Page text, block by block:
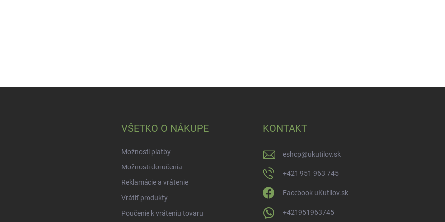
VŠETKO O NÁKUPE
Možnosti platby
Možnosti doručenia
Reklamácie a vrátenie
Vrátiť produkty
Poučenie k vráteniu tovaru
KONTAKT
eshop@ukutilov.sk
+421 951 963 745
Facebook uKutilov.sk
+421951963745